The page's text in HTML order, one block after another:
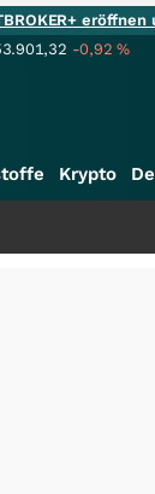
-0,92%
Krypto